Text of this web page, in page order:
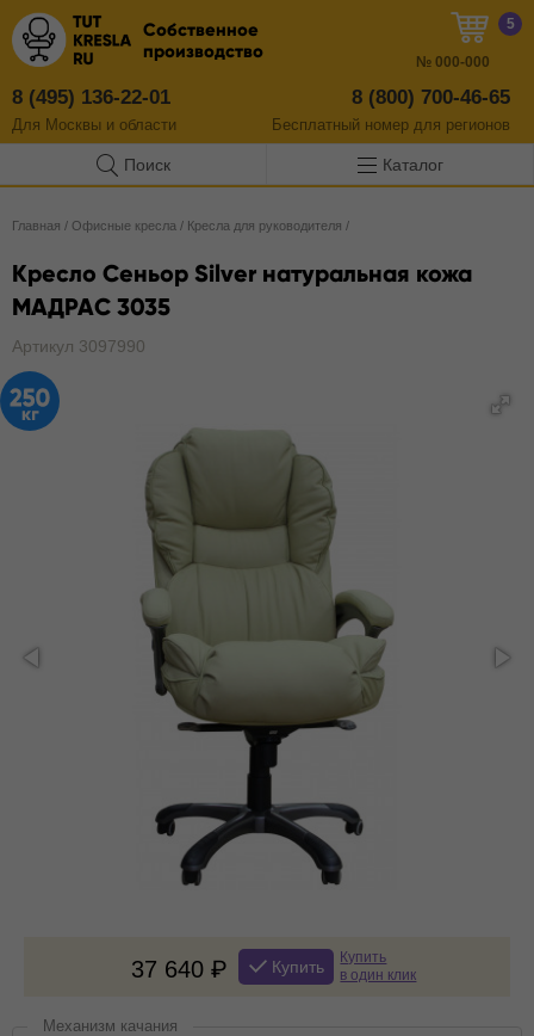
Собственное
производство
8 (495) 136-22-01
Для Москвы и области
8 (800) 700-46-65
Бесплатный номер для регионов
5
№ 000-000
Поиск Каталог
Главная / Офисные кресла / Кресла для руководителя /
Кресло Сеньор Silver натуральная кожа
МАДРАС 3035
Артикул 3097990
37 640 Купить
Купить
в один клик
Механизм качания